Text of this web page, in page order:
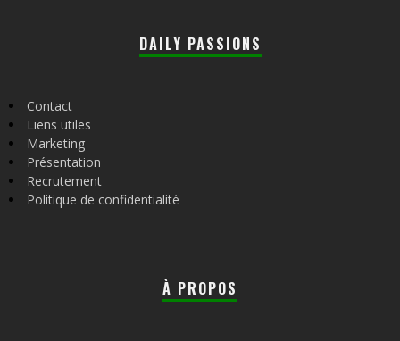
DAILY PASSIONS
Contact
Liens utiles
Marketing
Présentation
Recrutement
Politique de confidentialité
À PROPOS